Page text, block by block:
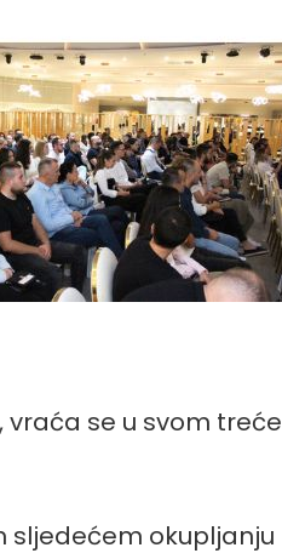
se u svom
sljedećem